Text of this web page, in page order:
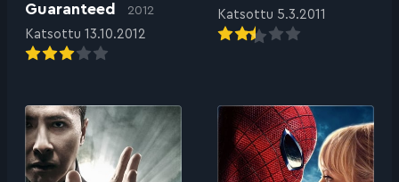
Guaranteed
2012
Katsottu 13.10.2012
Katsottu 5.3.2011